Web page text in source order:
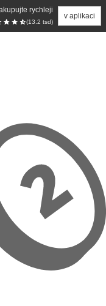
rychleji
(13.2 tsd)
v aplikaci